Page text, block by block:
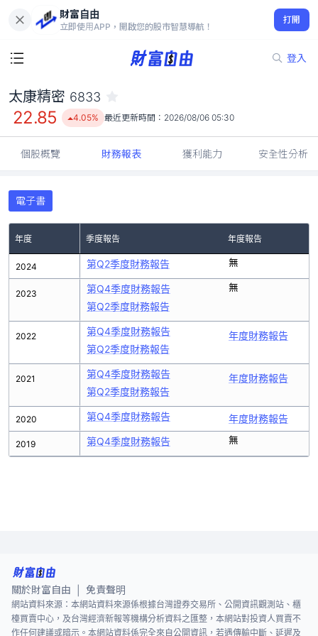
財富自由
立即使用APP，開啟您的股市智慧導航！
打開
登入
22.85
4.05%
太康精密 6833
22.85 4.05% 最近更新時間： 2026/08/06 05:30
個股概覽 財務報表 獲利能力 安全性分析
電子書
年度 季度報告 年度報告
2024
2023
2022
2021
2020
2019
第Q2季度財務報告 無
第Q4季度財務報告
第Q2季度財務報告
無
第Q4季度財務報告
第Q2季度財務報告
年度財務報告
第Q4季度財務報告
第Q2季度財務報告
年度財務報告
第Q4季度財務報告
年度財務報告
第Q4季度財務報告
無
關於財富自由 免責聲明
網站資料來源：本網站資料來源係根據台灣證券交易所、公開資訊觀測站、櫃
檯買賣中心，及台灣經濟新報等機構分析資料之匯整，本網站對投資人買賣不
作任何建議或暗示。本網站資料係完全來自公開資訊，若遇傳輸中斷、延遲及